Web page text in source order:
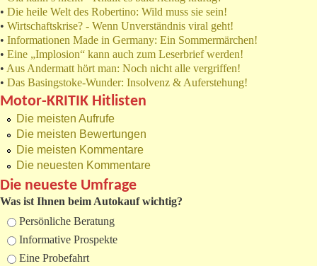
• Die heile Welt des Robertino: Wild muss sie sein!
• Wirtschaftskrise? - Wenn Unverständnis viral geht!
• Informationen Made in Germany: Ein Sommermärchen!
• Eine „Implosion“ kann auch zum Leserbrief werden!
• Aus Andermatt hört man: Noch nicht alle vergriffen!
• Das Basingstoke-Wunder: Insolvenz & Auferstehung!
Motor-KRITIK Hitlisten
Die meisten Aufrufe
Die meisten Bewertungen
Die meisten Kommentare
Die neuesten Kommentare
Die neueste Umfrage
Was ist Ihnen beim Autokauf wichtig?
Auswahlmöglichkeiten
Persönliche Beratung
Informative Prospekte
Eine Probefahrt